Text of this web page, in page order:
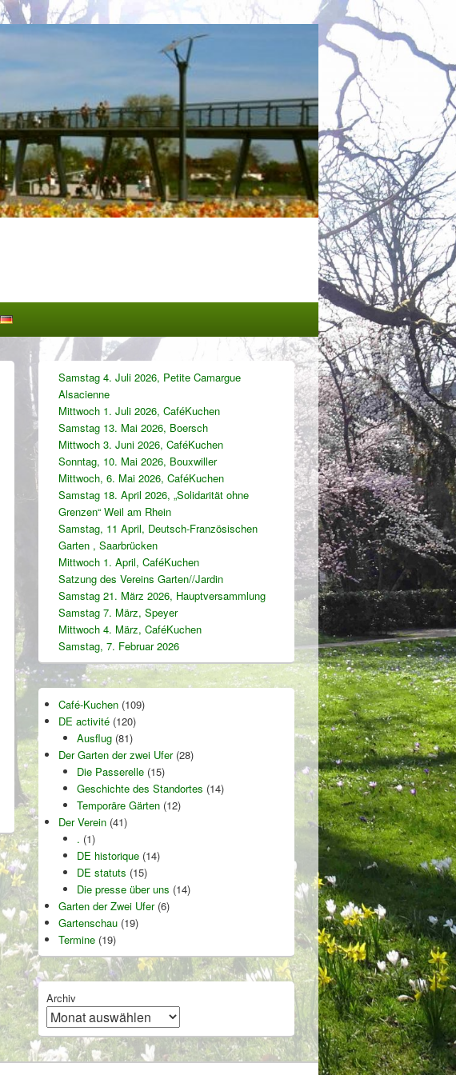
Primärer
Seitenleisten-
Widgetbereich
Samstag 4. Juli 2026, Petite Camargue
Alsacienne
Mittwoch 1. Juli 2026, CaféKuchen
Samstag 13. Mai 2026, Boersch
Mittwoch 3. Juni 2026, CaféKuchen
Sonntag, 10. Mai 2026, Bouxwiller
Mittwoch, 6. Mai 2026, CaféKuchen
Samstag 18. April 2026, „Solidarität ohne
Grenzen“ Weil am Rhein
Samstag, 11 April, Deutsch-Französischen
Garten , Saarbrücken
Mittwoch 1. April, CaféKuchen
Satzung des Vereins Garten//Jardin
Samstag 21. März 2026, Hauptversammlung
Samstag 7. März, Speyer
Mittwoch 4. März, CaféKuchen
Samstag, 7. Februar 2026
Café-Kuchen (109)
DE activité (120)
Ausflug(81)
Der Garten der zwei Ufer(28)
Die Passerelle(15)
Geschichte des Standortes (14)
Temporäre Gärten(12)
Der Verein (41)
. (1)
DE historique(14)
DE statuts (15)
Die presse über uns (14)
Garten der Zwei Ufer(6)
Gartenschau (19)
Termine (19)
Archiv